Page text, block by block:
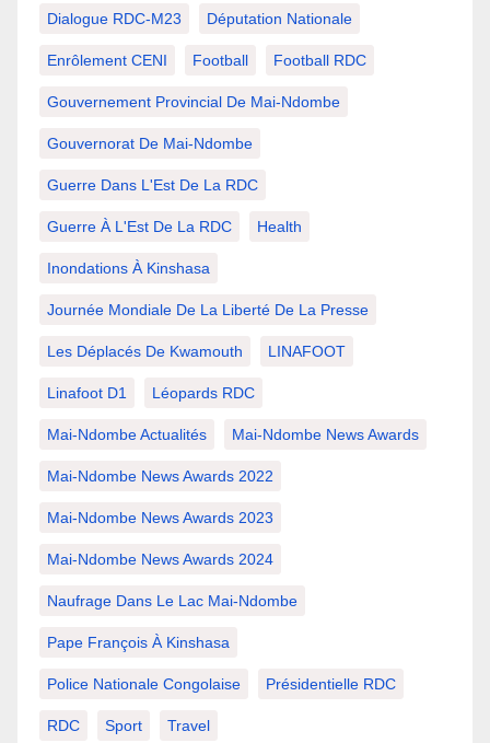
Dialogue RDC-M23 Députation Nationale
Enrôlement CENI Football Football RDC
Gouvernement Provincial De Mai-Ndombe
Gouvernorat De Mai-Ndombe
Guerre Dans L'Est De La RDC
Guerre À L'Est De La RDC Health
Inondations À Kinshasa
Journée Mondiale De La Liberté De La Presse
Les Déplacés De Kwamouth LINAFOOT
Linafoot D1 Léopards RDC
Mai-Ndombe Actualités Mai-Ndombe News Awards
Mai-Ndombe News Awards 2022
Mai-Ndombe News Awards 2023
Mai-Ndombe News Awards 2024
Naufrage Dans Le Lac Mai-Ndombe
Pape François À Kinshasa
Police Nationale Congolaise Présidentielle RDC
RDC Sport Travel